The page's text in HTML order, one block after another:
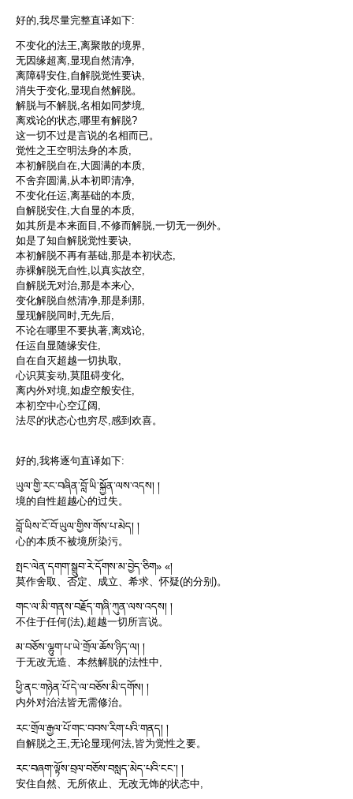
好的,我尽量完整直译如下:
不变化的法王,离聚散的境界,
无因缘超离,显现自然清净,
离障碍安住,自解脱觉性要诀,
消失于变化,显现自然解脱。
解脱与不解脱,名相如同梦境,
离戏论的状态,哪里有解脱?
这一切不过是言说的名相而已。
觉性之王空明法身的本质,
本初解脱自在,大圆满的本质,
不舍弃圆满,从本初即清净,
不变化任运,离基础的本质,
自解脱安住,大自显的本质,
如其所是本来面目,不修而解脱,一切无一例外。
如是了知自解脱觉性要诀,
本初解脱不再有基础,那是本初状态,
赤裸解脱无自性,以真实故空,
自解脱无对治,那是本来心,
变化解脱自然清净,那是刹那,
显现解脱同时,无先后,
不论在哪里不要执著,离戏论,
任运自显随缘安住,
自在自灭超越一切执取,
心识莫妄动,莫阻碍变化,
离内外对境,如虚空般安住,
本初空中心空辽阔,
法尽的状态心也穷尽,感到欢喜。
好的,我将逐句直译如下:
ཡུལ་གྱི་རང་བཞིན་བློ་ཡི་སྐྱོན་ལས་འདས། །
境的自性超越心的过失。
བློ་ཡིས་ངོ་བོ་ཡུལ་གྱིས་གོས་པ་མེད། །
心的本质不被境所染污。
སྤང་ལེན་དགག་སྒྲུབ་རེ་དོགས་མ་བྱེད་ཅིག» «།
莫作舍取、否定、成立、希求、怀疑(的分别)。
གང་ལ་མི་གནས་བརྗོད་གཞི་ཀུན་ལས་འདས། །
不住于任何(法),超越一切所言说。
མ་བཅོས་ལྷུག་པ་ཡེ་གྲོལ་ཆོས་ཉིད་ལ། །
于无改无造、本然解脱的法性中,
ཕྱི་ནང་གཉེན་པོ་དེ་ལ་བཅོས་མི་དགོས། །
内外对治法皆无需修治。
རང་གྲོལ་རྒྱལ་པོ་གང་བབས་རིག་པའི་གནད། །
自解脱之王,无论显现何法,皆为觉性之要。
རང་བཞག་ལྟོས་བྲལ་བཅོས་བསླད་མེད་པའི་ངང༌། །
安住自然、无所依止、无改无饰的状态中,